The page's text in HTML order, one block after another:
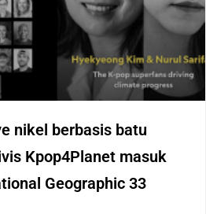
nikel berbasis batu
Kpop4Planet masuk
Geographic 33